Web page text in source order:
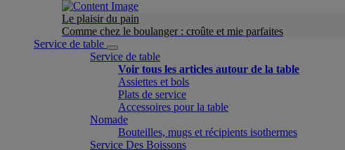
Le plaisir du pain
Comme chez le boulanger : croûte et mie parfaites
Service de table
Service de table
Voir tous les articles autour de la table
Assiettes et bols
Plats de service
Accessoires pour la table
Nomade
Bouteilles, mugs et récipients isothermes
Service Des Boissons